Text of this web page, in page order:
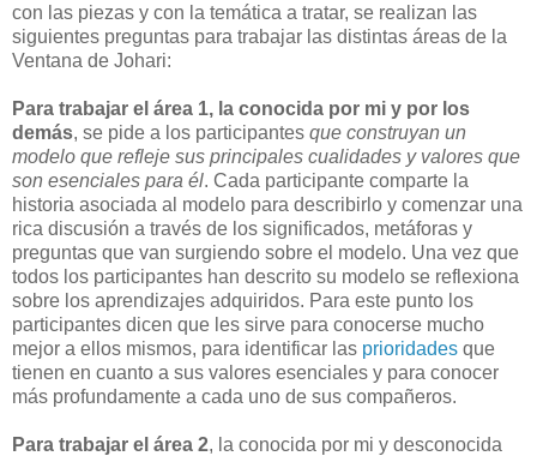
con las piezas y con la temática a tratar, se realizan las
siguientes preguntas para trabajar las distintas áreas de la
Ventana de Johari:
Para trabajar el área 1, la conocida por mi y por los
demás, se pide a los participantes que construyan un
modelo que refleje sus principales cualidades y valores que
son esenciales para él. Cada participante comparte la
historia asociada al modelo para describirlo y comenzar una
rica discusión a través de los significados, metáforas y
preguntas que van surgiendo sobre el modelo. Una vez que
todos los participantes han descrito su modelo se reflexiona
sobre los aprendizajes adquiridos. Para este punto los
participantes dicen que les sirve para conocerse mucho
mejor a ellos mismos, para identificar las prioridades que
tienen en cuanto a sus valores esenciales y para conocer
más profundamente a cada uno de sus compañeros.
Para trabajar el área 2, la conocida por mi y desconocida